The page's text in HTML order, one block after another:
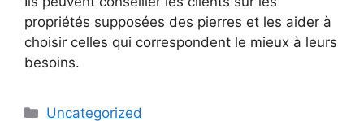
propriétés supposées des pierres et les aider à
choisir celles qui correspondent le mieux à leurs
besoins.
Catégories
Uncategorized